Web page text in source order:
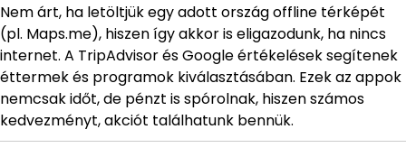
Nem árt, ha letöltjük egy adott ország offline térképét
(pl. Maps.me), hiszen így akkor is eligazodunk, ha nincs
internet. A TripAdvisor és Google értékelések segítenek
éttermek és programok kiválasztásában. Ezek az appok
nemcsak időt, de pénzt is spórolnak, hiszen számos
kedvezményt, akciót találhatunk bennük.